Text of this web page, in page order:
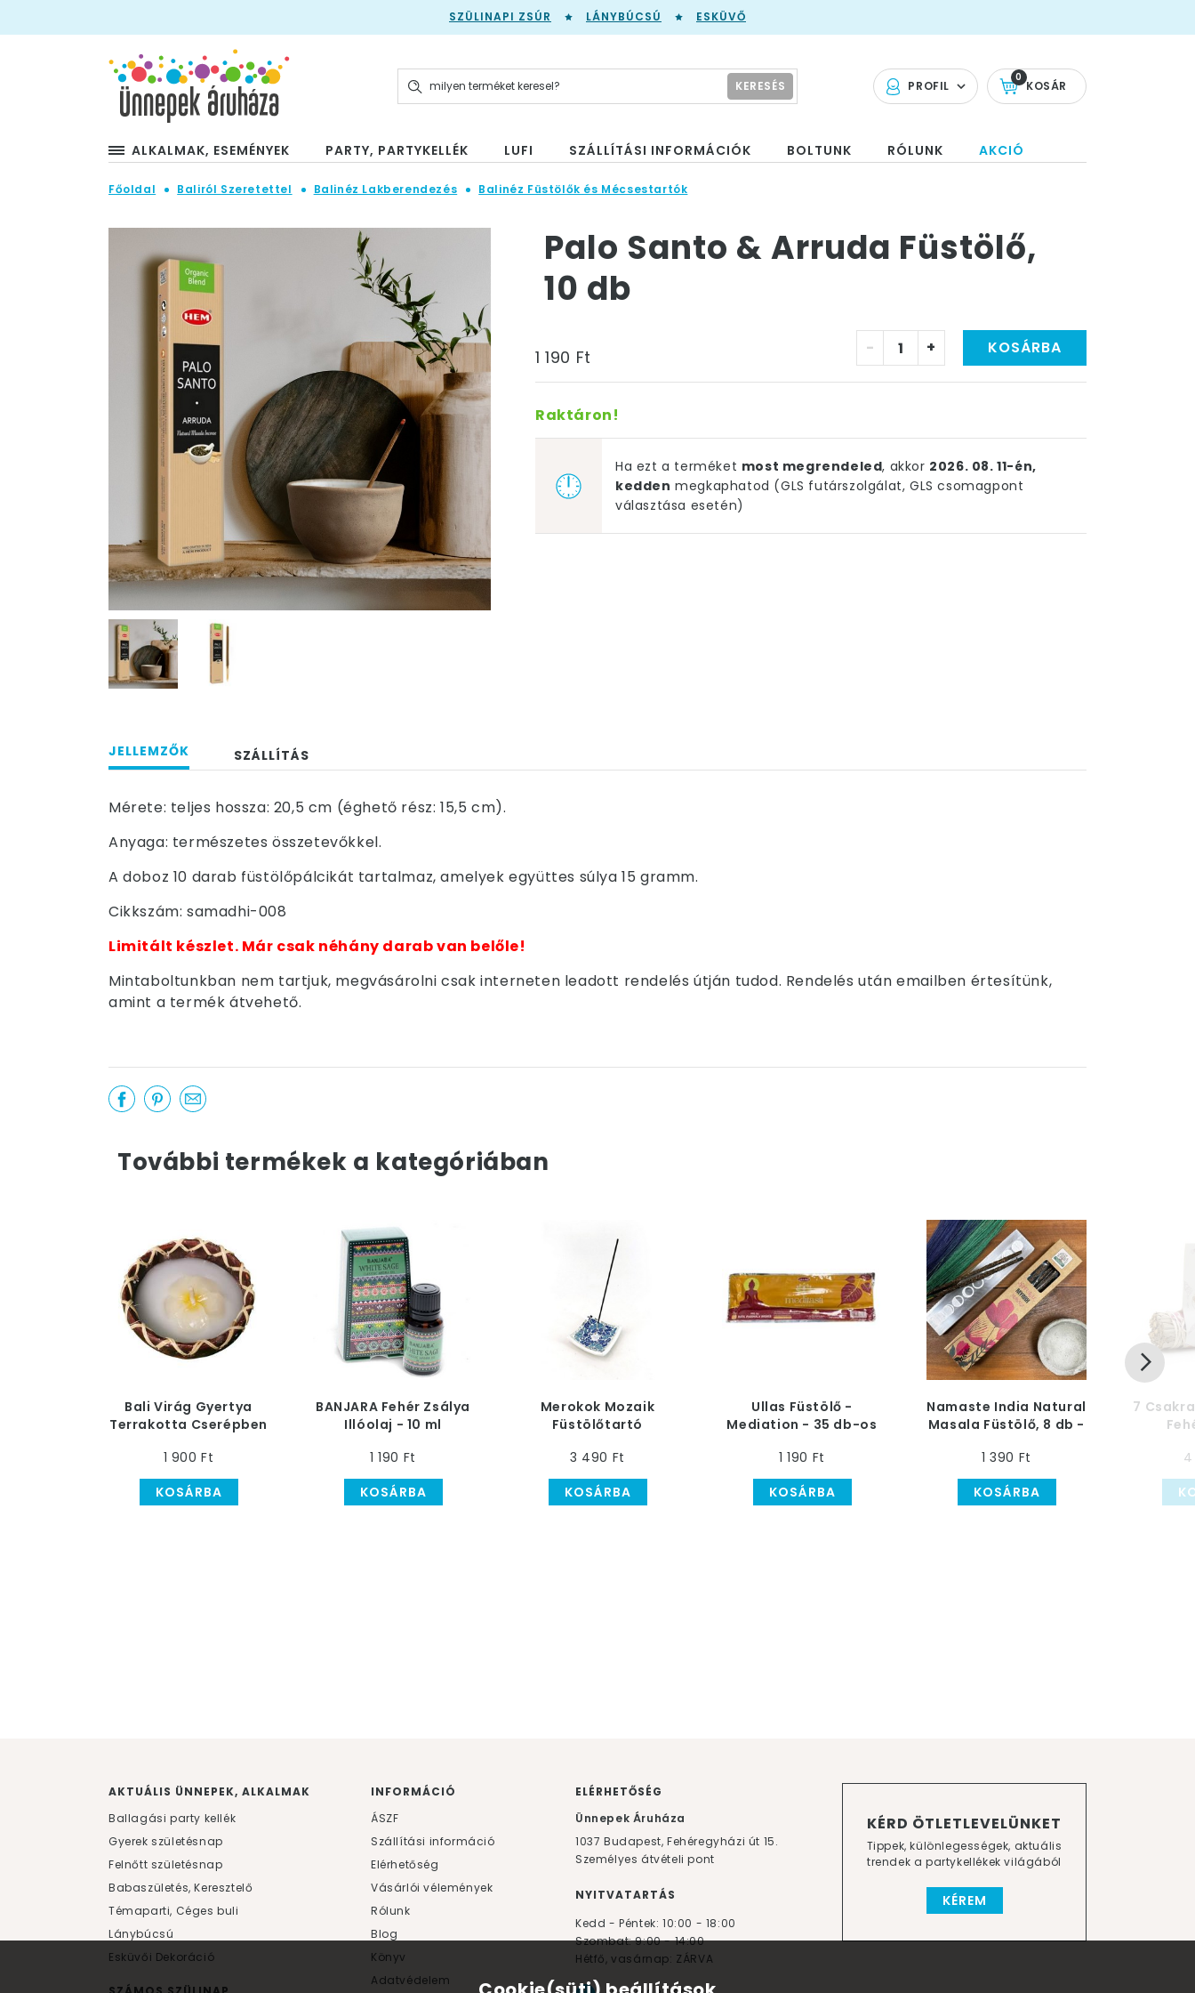
SZÜLINAPI ZSÚR LÁNYBÚCSÚ ESKÜVŐ
PROFIL KOSÁR
0
KERESÉS
ALKALMAK, ESEMÉNYEK PARTY, PARTYKELLÉK LUFI SZÁLLÍTÁSI INFORMÁCIÓK BOLTUNK RÓLUNK AKCIÓ
Főoldal Baliról Szeretettel Balinéz Lakberendezés Balinéz Füstölők és Mécsestartók
Palo Santo & Arruda Füstölő,
10 db
1 190 Ft - + KOSÁRBA
Raktáron!
Ha ezt a terméket most megrendeled, akkor 2026. 08. 11-én,
kedden megkaphatod (GLS futárszolgálat, GLS csomagpont
választása esetén)
JELLEMZŐK SZÁLLÍTÁS
Mérete: teljes hossza: 20,5 cm (éghető rész: 15,5 cm).
Anyaga: természetes összetevőkkel.
A doboz 10 darab füstölőpálcikát tartalmaz, amelyek együttes súlya 15 gramm.
Cikkszám: samadhi-008
Limitált készlet. Már csak néhány darab van belőle!
Mintaboltunkban nem tartjuk, megvásárolni csak interneten leadott rendelés útján tudod. Rendelés után emailben értesítünk,
amint a termék átvehető.
További termékek a kategóriában
Bali Virág Gyertya
Terrakotta Cserépben
1 900 Ft
KOSÁRBA
BANJARA Fehér Zsálya
Illóolaj - 10 ml
1 190 Ft
KOSÁRBA
Merokok Mozaik
Füstölőtartó
3 490 Ft
KOSÁRBA
Ullas Füstölő -
Mediation - 35 db-os
1 190 Ft
KOSÁRBA
Namaste India Natural
Masala Füstölő, 8 db -
1 390 Ft
KOSÁRBA
7
KÉRD ÖTLETLEVELÜNKET
Tippek, különlegességek, aktuális
trendek a partykellékek világából
KÉREM
AKTUÁLIS ÜNNEPEK, ALKALMAK
Ballagási party kellék
Gyerek születésnap
Felnőtt születésnap
Babaszületés, Keresztelő
Témaparti, Céges buli
Lánybúcsú
Esküvői Dekoráció
INFORMÁCIÓ
ÁSZF
Szállítási információ
Elérhetőség
Vásárlói vélemények
Rólunk
Blog
Könyv
Adatvédelem
ELÉRHETŐSÉG
Ünnepek Áruháza
1037 Budapest, Fehéregyházi út 15.
Személyes átvételi pont
NYITVATARTÁS
Kedd - Péntek: 10:00 - 18:00
Szombat: 9:00 - 14:00
Hétfő, vasárnap: ZÁRVA